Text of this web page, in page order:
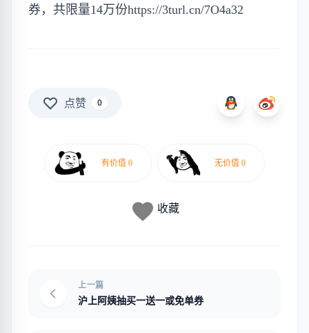
券，共限量14万份https://3turl.cn/7O4a32
点赞 0
收藏
上一篇
沪上阿姨抽买一送一或免单券